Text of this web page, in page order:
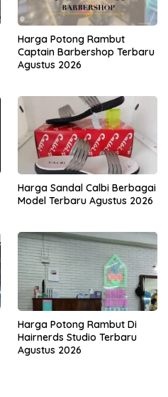
Harga Potong Rambut
Captain Barbershop Terbaru
Agustus 2026
Harga Sandal Calbi Berbagai
Model Terbaru Agustus 2026
Harga Potong Rambut Di
Hairnerds Studio Terbaru
Agustus 2026